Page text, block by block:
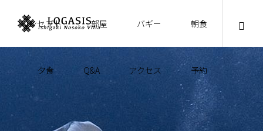
コンセプト 部屋 バギー 朝食
夕食 Q&A アクセス 予約